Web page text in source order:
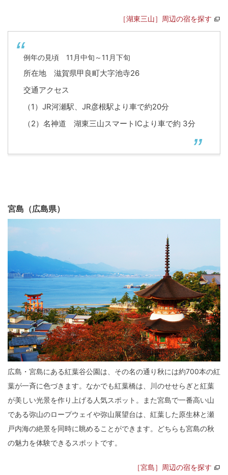
［湖東三山］周辺の宿を探す
例年の見頃 11月中旬～11月下旬
所在地 滋賀県甲良町大字池寺26
交通アクセス
（1）JR河瀬駅、JR彦根駅より車で約20分
（2）名神道 湖東三山スマートICより車で約 3分
宮島（広島県）
広島・宮島にある紅葉谷公園は、その名の通り秋には約700本の紅
葉が一斉に色づきます。なかでも紅葉橋は、川のせせらぎと紅葉
が美しい光景を作り上げる人気スポット。また宮島で一番高い山
である弥山のロープウェイや弥山展望台は、紅葉した原生林と瀬
戸内海の絶景を同時に眺めることができます。どちらも宮島の秋
の魅力を体験できるスポットです。
［宮島］周辺の宿を探す